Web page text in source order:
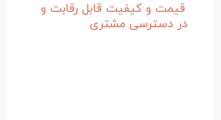
قیمت و کیفیت قابل رقابت و
در دسترسی مشتری